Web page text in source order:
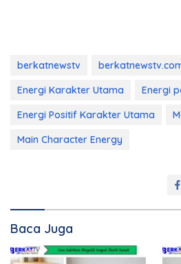
berkatnewstv
Energi Karakter Utama
Energi
Energi Positif Karakter Utama
Main Character Energy
Baca Juga